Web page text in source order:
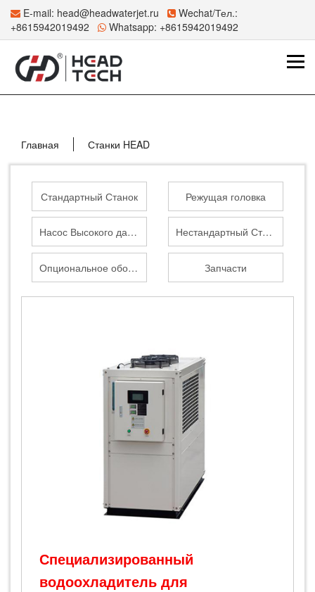
E-mail: head@headwaterjet.ru
Wechat/Тел.:
+8615942019492
Whatsapp: +8615942019492
Главная Станки HEAD
Стандартный Станок Режущая головка
Насос Высокого давления Нестандартный Станок
Опциональное оборудование Запчасти
Специализированный
водоохладитель для